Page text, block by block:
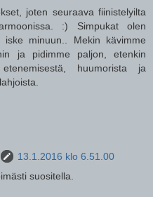
joten seuraava fiinistelyilta
:) Simpukat olen
minuun.. Mekin kävimme
ja pidimme paljon, etenkin
huumorista ja
13.1.2016 klo 6.51.00
suositella.